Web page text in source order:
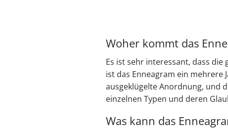
Woher kommt das
Es ist sehr interessant, dass die
ist das Enneagram ein mehrere
ausgeklügelte Anordnung, und
einzelnen Typen und deren
Was kann das